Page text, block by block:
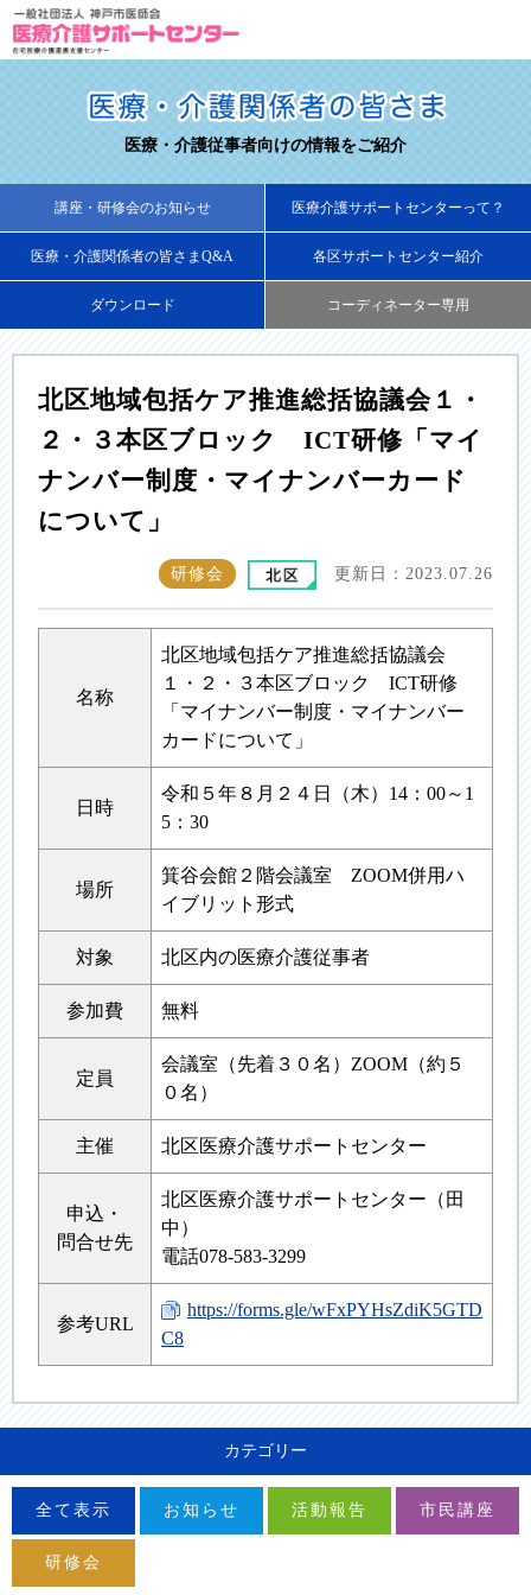
医療・介護従事者向けの情報をご紹介
講座・研修会のお知らせ 医療介護サポートセンターって？
医療・介護関係者の皆さまQ&A 各区サポートセンター紹介
ダウンロード コーディネーター専用
北区地域包括ケア推進総括協議会１・
２・３本区ブロック ICT研修「マイ
ナンバー制度・マイナンバーカード
について」
研修会 更新日：2023.07.26
名称
北区地域包括ケア推進総括協議会
１・２・３本区ブロック ICT研修
「マイナンバー制度・マイナンバー
カードについて」
日時
令和５年８月２４日（木）14：00～1
5：30
場所
箕谷会館２階会議室 ZOOM併用ハ
イブリット形式
対象 北区内の医療介護従事者
参加費 無料
定員
会議室（先着３０名）ZOOM（約５
０名）
主催 北区医療介護サポートセンター
申込・
問合せ先
北区医療介護サポートセンター（田
中）
電話078-583-3299
参考URL
https://forms.gle/wFxPYHsZdiK5GTD
C8
カテゴリー
全て表示 お知らせ 活動報告 市民講座
研修会